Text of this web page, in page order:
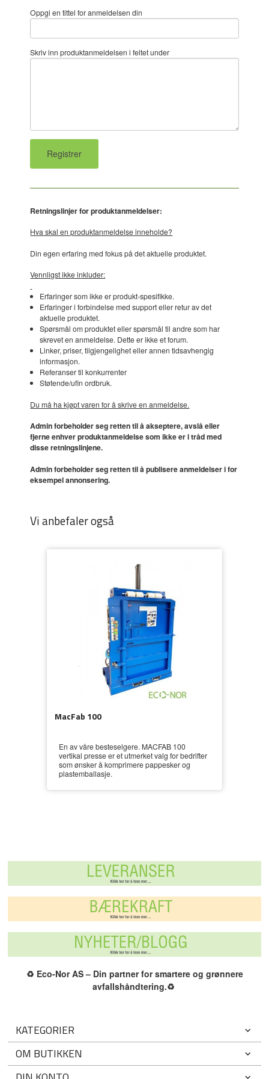
Oppgi en tittel for anmeldelsen din
Skriv inn produktanmeldelsen i feltet under
Retningslinjer for produktanmeldelser:
Hva skal en produktanmeldelse inneholde?
Din egen erfaring med fokus på det aktuelle produktet.
Vennligst ikke inkluder:
Erfaringer som ikke er produkt-spesifikke.
Erfaringer i forbindelse med support eller retur av det
aktuelle produktet.
Spørsmål om produktet eller spørsmål til andre som har
skrevet en anmeldelse. Dette er ikke et forum.
Linker, priser, tilgjengelighet eller annen tidsavhengig
informasjon.
Referanser til konkurrenter
Støtende/ufin ordbruk.
Du må ha kjøpt varen for å skrive en anmeldelse.
Admin forbeholder seg retten til å akseptere, avslå eller
fjerne enhver produktanmeldelse som ikke er i tråd med
disse retningslinjene.
Admin forbeholder seg retten til å publisere anmeldelser i for
eksempel annonsering.
Vi anbefaler også
MacFab 100
En av våre besteselgere. MACFAB 100
vertikal presse er et utmerket valg for bedrifter
som ønsker å komprimere pappesker og
plastemballasje.
♻️ Eco-Nor AS – Din partner for smartere og grønnere
avfallshåndtering.♻️
KATEGORIER
OM BUTIKKEN